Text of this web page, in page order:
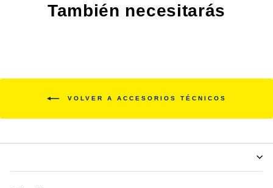
También necesitarás
VOLVER A ACCESORIOS TÉCNICOS